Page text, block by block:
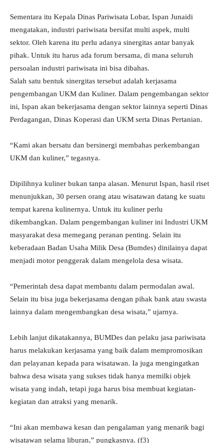
Sementara itu Kepala Dinas Pariwisata Lobar, Ispan Junaidi
mengatakan, industri pariwisata bersifat multi aspek, multi
sektor. Oleh karena itu perlu adanya sinergitas antar banyak
pihak. Untuk itu harus ada forum bersama, di mana seluruh
persoalan industri pariwisata ini bisa dibahas.
Salah satu bentuk sinergitas tersebut adalah kerjasama
pengembangan UKM dan Kuliner. Dalam pengembangan sektor
ini, Ispan akan bekerjasama dengan sektor lainnya seperti Dinas
Perdagangan, Dinas Koperasi dan UKM serta Dinas Pertanian.
“Kami akan bersatu dan bersinergi membahas perkembangan
UKM dan kuliner,” tegasnya.
Dipilihnya kuliner bukan tanpa alasan. Menurut Ispan, hasil riset
menunjukkan, 30 persen orang atau wisatawan datang ke suatu
tempat karena kulinernya. Untuk itu kuliner perlu
dikembangkan. Dalam pengembangan kuliner ini Industri UKM
masyarakat desa memegang peranan penting. Selain itu
keberadaan Badan Usaha Milik Desa (Bumdes) dinilainya dapat
menjadi motor penggerak dalam mengelola desa wisata.
“Pemerintah desa dapat membantu dalam permodalan awal.
Selain itu bisa juga bekerjasama dengan pihak bank atau swasta
lainnya dalam mengembangkan desa wisata,” ujarnya.
Lebih lanjut dikatakannya, BUMDes dan pelaku jasa pariwisata
harus melakukan kerjasama yang baik dalam mempromosikan
dan pelayanan kepada para wisatawan. Ia juga mengingatkan
bahwa desa wisata yang sukses tidak hanya memilki objek
wisata yang indah, tetapi juga harus bisa membuat kegiatan-
kegiatan dan atraksi yang menarik.
“Ini akan membawa kesan dan pengalaman yang menarik bagi
wisatawan selama liburan,” pungkasnya. (f3)